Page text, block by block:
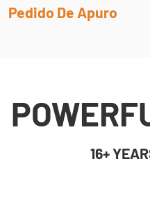
Pedido De Apuro
16+